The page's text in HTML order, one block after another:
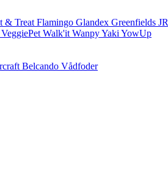
& Treat Flamingo Glandex Greenfields
VeggiePet Walk'it WanpyYaki YowUp
Belcando Vådfoder